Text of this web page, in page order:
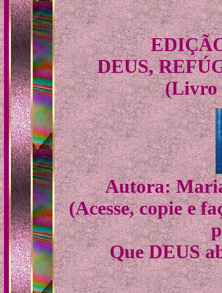
DEUS,
(Livro
Autora:
(Acesse, copie e
Que DEUS